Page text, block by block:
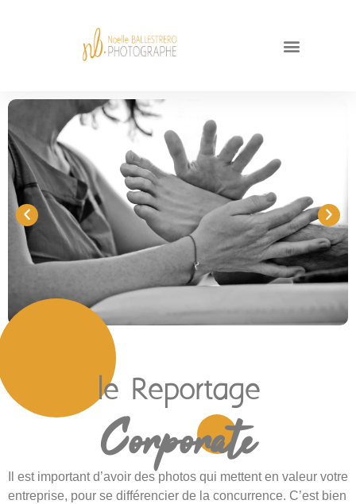
le Reportage
Corporate
Il est important d’avoir des photos qui mettent en valeur votre
entreprise, pour se différencier de la concurrence. C’est bien